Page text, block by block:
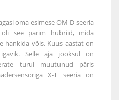
oma esimese OM-D seeria
oli see parim hübriid, mida
hankida võis. Kuus aastat on
Selle aja jooksul on
turul muutunud päris
X-T seeria on